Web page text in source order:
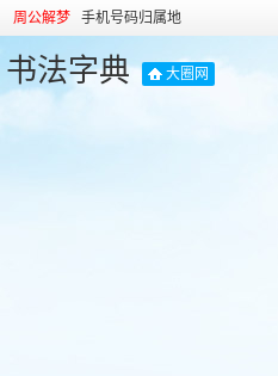
周公解梦 手机号码归属地
书法字典 大圈网